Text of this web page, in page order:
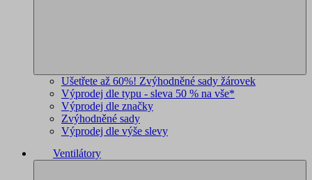
Ušetřete až 60%! Zvýhodněné sady žárovek
Výprodej dle typu - sleva 50 % na vše*
Výprodej dle značky
Zvýhodněné sady
Výprodej dle výše slevy
Ventilátory